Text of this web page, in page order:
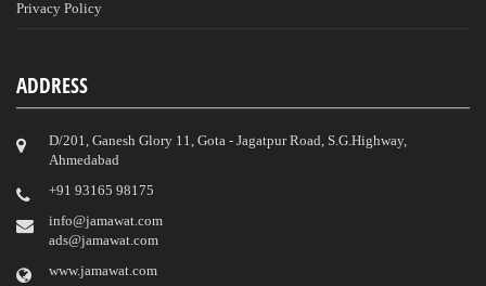
Privacy Policy
ADDRESS
D/201, Ganesh Glory 11, Gota - Jagatpur Road, S.G.Highway,
Ahmedabad
‎+91 93165 98175
info@jamawat.com
ads@jamawat.com
www.jamawat.com